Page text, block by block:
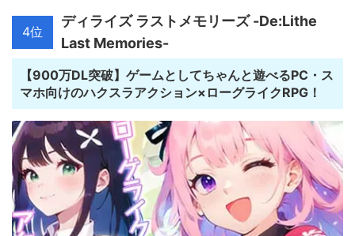
4位
ディライズ ラストメモリーズ -De:Lithe
Last Memories-
【900万DL突破】ゲームとしてちゃんと遊べるPC・ス
マホ向けのハクスラアクション×ローグライクRPG！